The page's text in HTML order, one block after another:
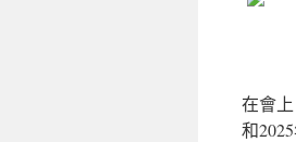
在會
和